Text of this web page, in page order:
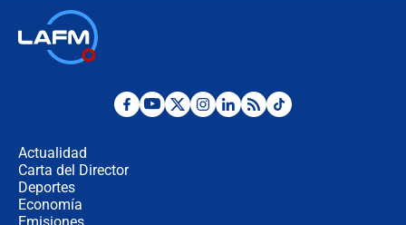
Desde dermatitis hasta infecciones:
Actualidad
Carta del Director
Deportes
Economía